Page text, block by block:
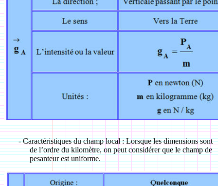
- Caractéristiques du champ local : Lorsque les dimensions sont
de l’ordre du kilomètre, on peut considérer que le champ de
pesanteur est uniforme.